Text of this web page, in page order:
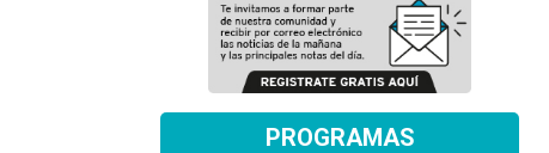
PROGRAMAS